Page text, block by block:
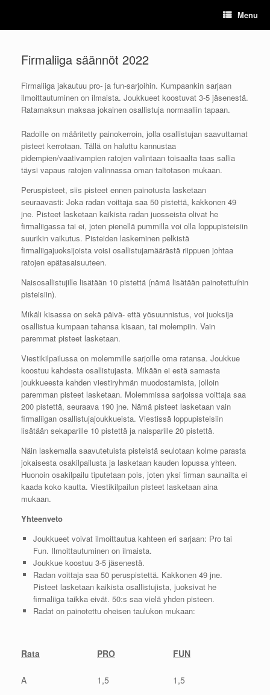
content
Menu
Firmaliiga säännöt 2022
Firmaliiga jakautuu pro- ja fun-sarjoihin. Kumpaankin sarjaan
ilmoittautuminen on ilmaista. Joukkueet koostuvat 3-5 jäsenestä.
Ratamaksun maksaa jokainen osallistuja normaaliin tapaan.
Radoille on määritetty painokerroin, jolla osallistujan saavuttamat
pisteet kerrotaan. Tällä on haluttu kannustaa
pidempien/vaativampien ratojen valintaan toisaalta taas sallia
täysi vapaus ratojen valinnassa oman taitotason mukaan.
Peruspisteet, siis pisteet ennen painotusta lasketaan
seuraavasti: Joka radan voittaja saa 50 pistettä, kakkonen 49
jne. Pisteet lasketaan kaikista radan juosseista olivat he
firmaliigassa tai ei, joten pienellä pummilla voi olla loppupisteisiin
suurikin vaikutus. Pisteiden laskeminen pelkistä
firmaliigajuoksijoista voisi osallistujamäärästä riippuen johtaa
ratojen epätasaisuuteen.
Naisosallistujille lisätään 10 pistettä (nämä lisätään painotettuihin
pisteisiin).
Mikäli kisassa on sekä päivä- että yösuunnistus, voi juoksija
osallistua kumpaan tahansa kisaan, tai molempiin. Vain
paremmat pisteet lasketaan.
Viestikilpailussa on molemmille sarjoille oma ratansa. Joukkue
koostuu kahdesta osallistujasta. Mikään ei estä samasta
joukkueesta kahden viestiryhmän muodostamista, jolloin
paremman pisteet lasketaan. Molemmissa sarjoissa voittaja saa
200 pistettä, seuraava 190 jne. Nämä pisteet lasketaan vain
firmaliigan osallistujajoukkueista. Viestissä loppupisteisiin
lisätään sekaparille 10 pistettä ja naisparille 20 pistettä.
Näin laskemalla saavutetuista pisteistä seulotaan kolme parasta
jokaisesta osakilpailusta ja lasketaan kauden lopussa yhteen.
Huonoin osakilpailu tiputetaan pois, joten yksi firman saunailta ei
kaada koko kautta. Viestikilpailun pisteet lasketaan aina
mukaan.
Yhteenveto
Joukkueet voivat ilmoittautua kahteen eri sarjaan: Pro tai
Fun. Ilmoittautuminen on ilmaista.
Joukkue koostuu 3-5 jäsenestä.
Radan voittaja saa 50 peruspistettä. Kakkonen 49 jne.
Pisteet lasketaan kaikista osallistujista, juoksivat he
firmaliiga taikka eivät. 50:s saa vielä yhden pisteen.
Radat on painotettu oheisen taulukon mukaan:
Rata PRO FUN
A 1,5 1,5